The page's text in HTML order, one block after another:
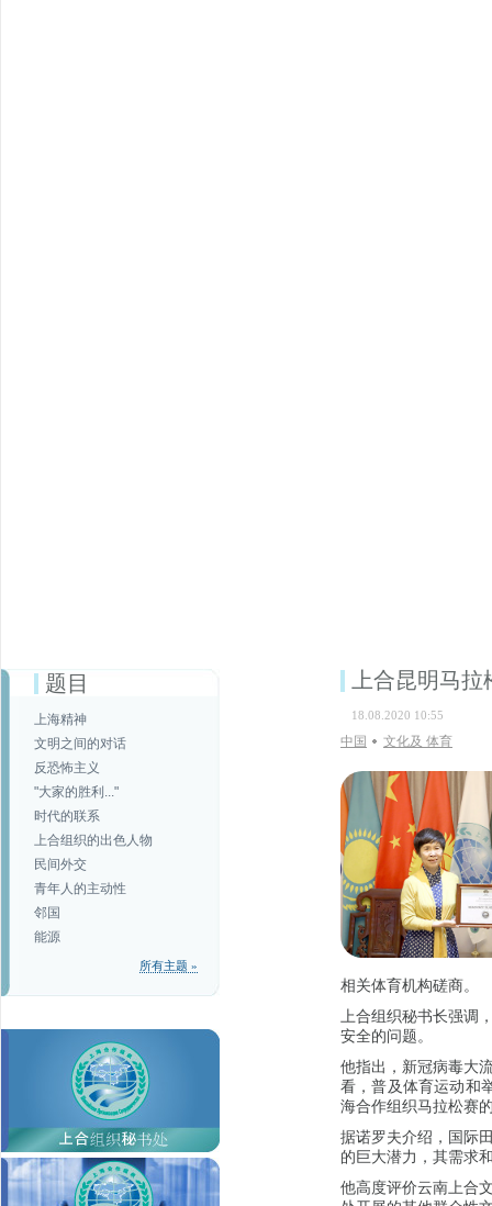
题目
上海精神
文明之间的对话
反恐怖主义
"大家的胜利..."
时代的联系
上合组织的出色人物
民间外交
青年人的主动性
邻国
能源
所有主题 »
上合昆明马
18.08.2020 10:55
中国 文化及 体育
相关体育机构磋商。
上合组织秘书长强调
安全的问题。
他指出，新冠病毒大
看，普及体育运动和
海合作组织马拉松赛
据诺罗夫介绍，国际
的巨大潜力，其需求
他高度评价云南上合